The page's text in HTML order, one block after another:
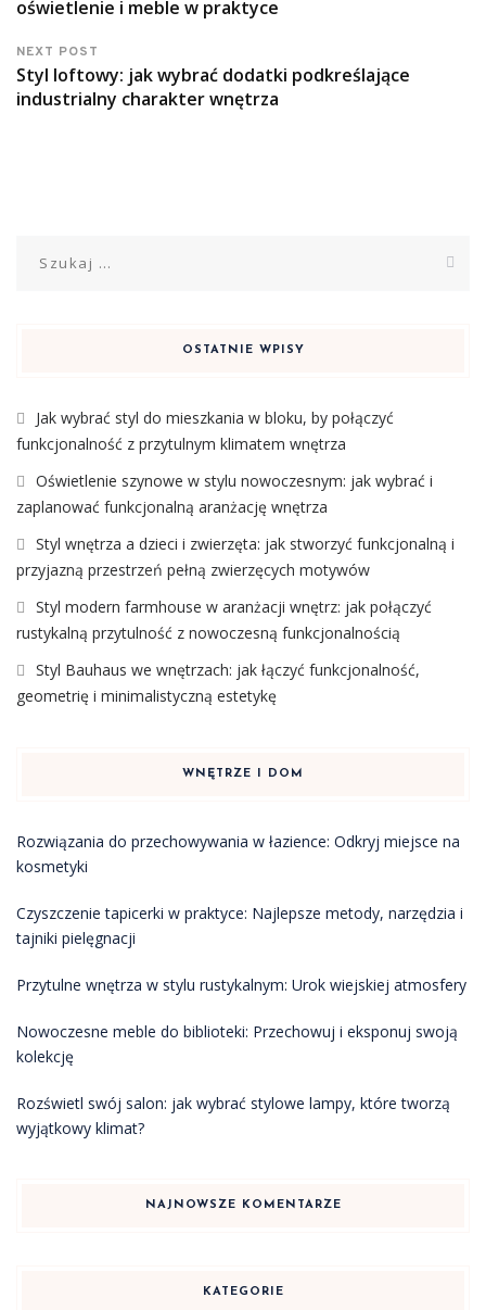
oświetlenie i meble w praktyce
NEXT POST
Styl loftowy: jak wybrać dodatki podkreślające
industrialny charakter wnętrza
OSTATNIE WPISY
Jak wybrać styl do mieszkania w bloku, by połączyć
funkcjonalność z przytulnym klimatem wnętrza
Oświetlenie szynowe w stylu nowoczesnym: jak wybrać i
zaplanować funkcjonalną aranżację wnętrza
Styl wnętrza a dzieci i zwierzęta: jak stworzyć funkcjonalną i
przyjazną przestrzeń pełną zwierzęcych motywów
Styl modern farmhouse w aranżacji wnętrz: jak połączyć
rustykalną przytulność z nowoczesną funkcjonalnością
Styl Bauhaus we wnętrzach: jak łączyć funkcjonalność,
geometrię i minimalistyczną estetykę
WNĘTRZE I DOM
Rozwiązania do przechowywania w łazience: Odkryj miejsce na
kosmetyki
Czyszczenie tapicerki w praktyce: Najlepsze metody, narzędzia i
tajniki pielęgnacji
Przytulne wnętrza w stylu rustykalnym: Urok wiejskiej atmosfery
Nowoczesne meble do biblioteki: Przechowuj i eksponuj swoją
kolekcję
Rozświetl swój salon: jak wybrać stylowe lampy, które tworzą
wyjątkowy klimat?
NAJNOWSZE KOMENTARZE
KATEGORIE